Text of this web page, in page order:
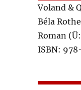
Voland &
Béla
Roman
ISBN: